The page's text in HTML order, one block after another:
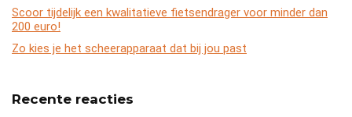
Scoor tijdelijk een kwalitatieve fietsendrager voor minder dan
200 euro!
Zo kies je het scheerapparaat dat bij jou past
Recente reacties